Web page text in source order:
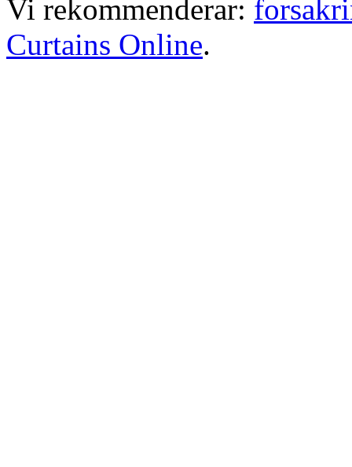
Vi rekommenderar:
Curtains Online.